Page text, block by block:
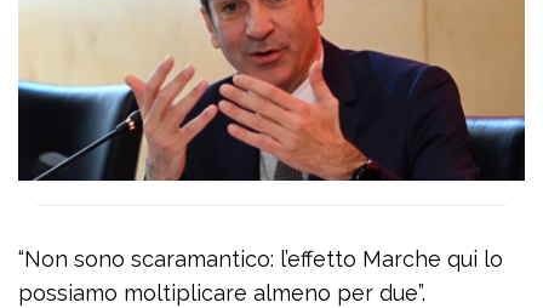
“Non sono scaramantico: l’effetto Marche qui lo
possiamo moltiplicare almeno per due”.